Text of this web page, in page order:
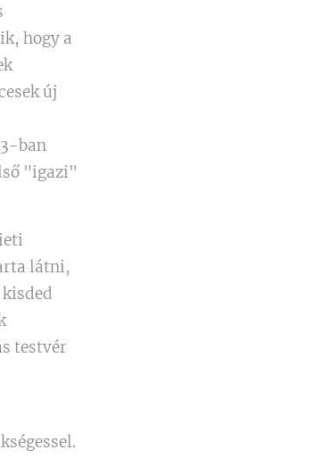
hogy a
új
ban
"igazi"
látni,
testvér